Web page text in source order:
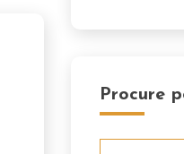
Procure